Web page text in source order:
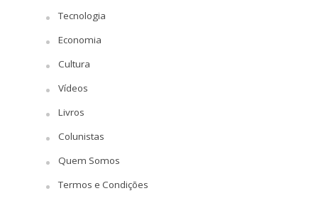
Tecnologia
Economia
Cultura
Vídeos
Livros
Colunistas
Quem Somos
Termos e Condições